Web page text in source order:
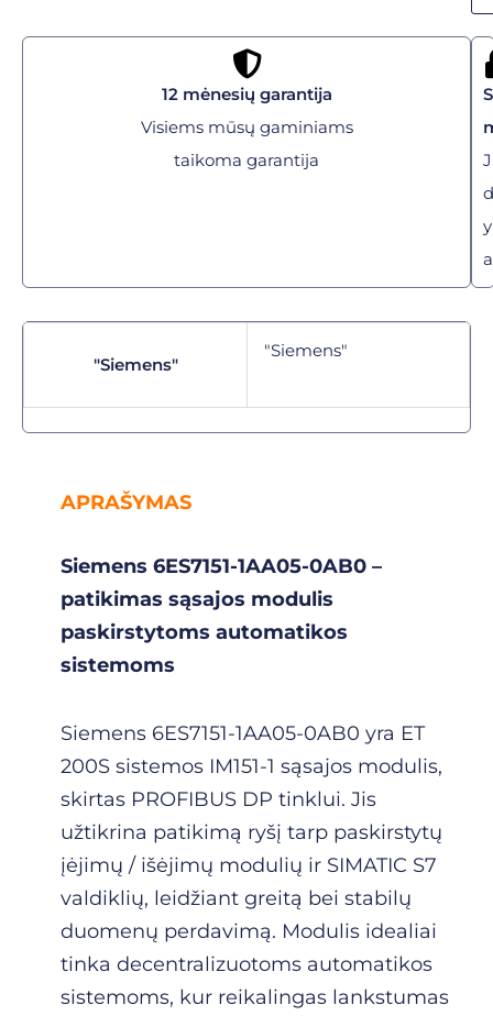
12 mėnesių garantija
Visiems mūsų gaminiams
taikoma garantija
"Siemens"
"Siemens"
APRAŠYMAS
Siemens 6ES7151-1AA05-0AB0 –
patikimas sąsajos modulis
paskirstytoms automatikos
sistemoms
Siemens 6ES7151-1AA05-0AB0 yra ET
200S sistemos IM151-1 sąsajos modulis,
skirtas PROFIBUS DP tinklui. Jis
užtikrina patikimą ryšį tarp paskirstytų
įėjimų / išėjimų modulių ir SIMATIC S7
valdiklių, leidžiant greitą bei stabilų
duomenų perdavimą. Modulis idealiai
tinka decentralizuotoms automatikos
sistemoms, kur reikalingas lankstumas